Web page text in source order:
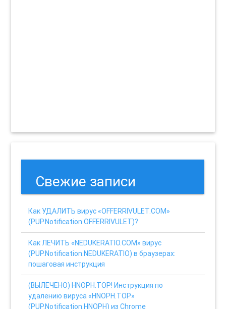
Свежие записи
Как УДАЛИТЬ вирус «OFFERRIVULET.COM»
(PUP.Notification.OFFERRIVULET)?
Как ЛЕЧИТЬ «NEDUKERATIO.COM» вирус
(PUP.Notification.NEDUKERATIO) в браузерах:
пошаговая инструкция
(ВЫЛЕЧЕНО) HNOPH.TOP! Инструкция по
удалению вируса «HNOPH.TOP»
(PUP.Notification.HNOPH) из Chrome